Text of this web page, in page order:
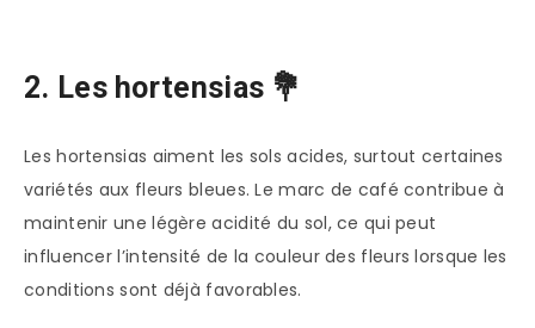
2. Les hortensias 💐
Les hortensias aiment les sols acides, surtout certaines
variétés aux fleurs bleues. Le marc de café contribue à
maintenir une légère acidité du sol, ce qui peut
influencer l’intensité de la couleur des fleurs lorsque les
conditions sont déjà favorables.